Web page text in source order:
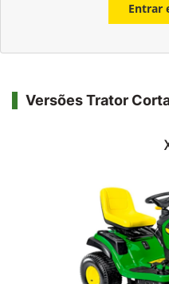
Entrar
Versões Trator